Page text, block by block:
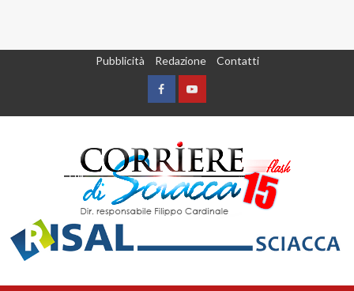
Pubblicità Redazione Contatti
FacebookYountube